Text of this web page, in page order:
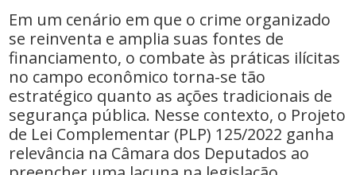
Em um cenário em que o crime organizado
se reinventa e amplia suas fontes de
financiamento, o combate às práticas ilícitas
no campo econômico torna-se tão
estratégico quanto as ações tradicionais de
segurança pública. Nesse contexto, o Projeto
de Lei Complementar (PLP) 125/2022 ganha
relevância na Câmara dos Deputados ao